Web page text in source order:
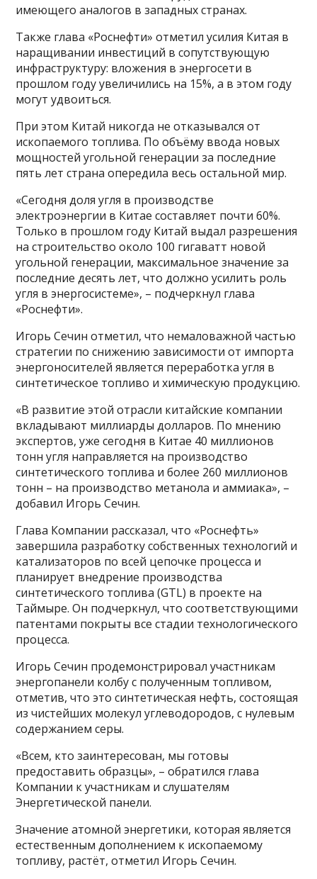
имеющего аналогов в западных странах.
Также глава «Роснефти» отметил усилия Китая в
наращивании инвестиций в сопутствующую
инфраструктуру: вложения в энергосети в
прошлом году увеличились на 15%, а в этом году
могут удвоиться.
При этом Китай никогда не отказывался от
ископаемого топлива. По объёму ввода новых
мощностей угольной генерации за последние
пять лет страна опередила весь остальной мир.
«Сегодня доля угля в производстве
электроэнергии в Китае составляет почти 60%.
Только в прошлом году Китай выдал разрешения
на строительство около 100 гигаватт новой
угольной генерации, максимальное значение за
последние десять лет, что должно усилить роль
угля в энергосистеме», – подчеркнул глава
«Роснефти».
Игорь Сечин отметил, что немаловажной частью
стратегии по снижению зависимости от импорта
энергоносителей является переработка угля в
синтетическое топливо и химическую продукцию.
«В развитие этой отрасли китайские компании
вкладывают миллиарды долларов. По мнению
экспертов, уже сегодня в Китае 40 миллионов
тонн угля направляется на производство
синтетического топлива и более 260 миллионов
тонн – на производство метанола и аммиака», –
добавил Игорь Сечин.
Глава Компании рассказал, что «Роснефть»
завершила разработку собственных технологий и
катализаторов по всей цепочке процесса и
планирует внедрение производства
синтетического топлива (GTL) в проекте на
Таймыре. Он подчеркнул, что соответствующими
патентами покрыты все стадии технологического
процесса.
Игорь Сечин продемонстрировал участникам
энергопанели колбу с полученным топливом,
отметив, что это синтетическая нефть, состоящая
из чистейших молекул углеводородов, с нулевым
содержанием серы.
«Всем, кто заинтересован, мы готовы
предоставить образцы», – обратился глава
Компании к участникам и слушателям
Энергетической панели.
Значение атомной энергетики, которая является
естественным дополнением к ископаемому
топливу, растёт, отметил Игорь Сечин.